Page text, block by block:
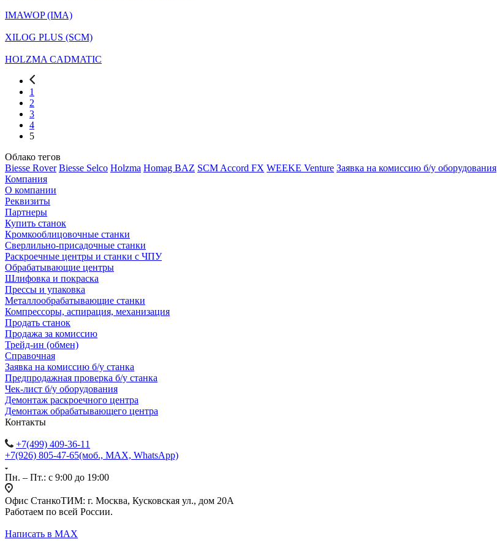
IMAWOP (IMA)
XILOG PLUS (SCM)
HOLZMA CADMATIC
1
2
3
4
5
Облако тегов
Biesse Rover Biesse Selco Holzma Homag BAZ SCM Accord FX WEEKE Venture Заявка на комиссию б/у оборудования
Компания
О компании
Реквизиты
Партнеры
Купить станок
Кромкооблицовочные станки
Сверлильно-присадочные станки
Раскроечные центры и станки с ЧПУ
Обрабатывающие центры
Шлифовка и покраска
Прессы и упаковка
Металлообрабатывающие станки
Компрессоры, аспирация, механизация
Продать станок
Продажа за комиссию
Трейд-ин (обмен)
Справочная
Заявка на комиссию б/у станка
Предпродажная проверка б/у станка
Чек-лист б/у оборудования
Демонтаж раскроечного центра
Демонтаж обрабатывающего центра
Контакты
+7(499) 409-36-11
+7(926) 805-47-65(моб., MAX, WhatsApp)
Пн. – Пт.: с 9:00 до 19:00
Офис СтанкоТИМ: г. Москва, Кусковская ул., дом 20А
Работаем по всей России.
Написать в MAX